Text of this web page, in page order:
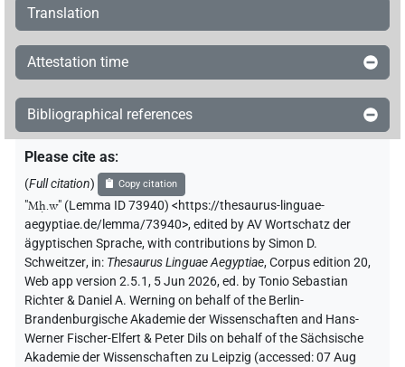
Translation
Attestation time
Bibliographical references
Please cite as:
(Full citation) Copy citation
"Mḥ.w" (Lemma ID 73940) <https://thesaurus-linguae-
aegyptiae.de/lemma/73940>,edited by AV Wortschatz der
ägyptischen Sprache,with contributions bySimon D.
Schweitzer, in: Thesaurus Linguae Aegyptiae,Corpus edition 20,
Web app version 2.5.1, 5 Jun 2026, ed. by Tonio Sebastian
Richter & Daniel A. Werning on behalf of the Berlin-
Brandenburgische Akademie der Wissenschaften and Hans-
Werner Fischer-Elfert & Peter Dils on behalf of the Sächsische
Akademie der Wissenschaften zu Leipzig (accessed:07 Aug